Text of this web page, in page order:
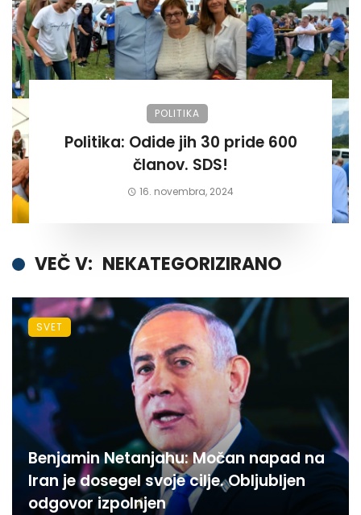
POLITIKA
Politika: Odide jih 30 pride 600
članov. SDS!
16. novembra, 2024
VEČ V: NEKATEGORIZIRANO
Benjamin Netanjahu: Močan napad na
Iran je dosegel svoje cilje. Obljubljen
odgovor izpolnjen
SVET